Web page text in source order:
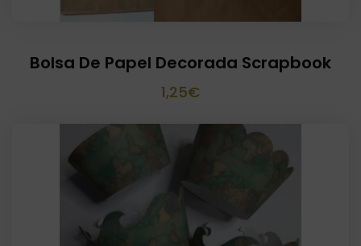
Bolsa De Papel Decorada Scrapbook
1,25€